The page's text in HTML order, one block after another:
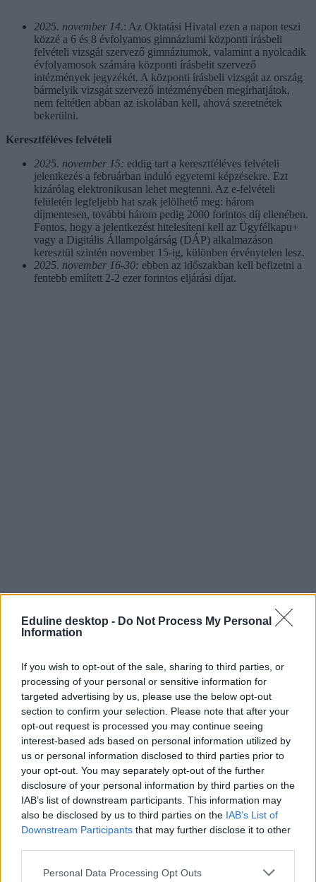
Eduline desktop - Do Not Process My Personal
Information
If you wish to opt-out of the sale, sharing to third parties, or
processing of your personal or sensitive information for
targeted advertising by us, please use the below opt-out
section to confirm your selection. Please note that after your
opt-out request is processed you may continue seeing
interest-based ads based on personal information utilized by
us or personal information disclosed to third parties prior to
your opt-out. You may separately opt-out of the further
disclosure of your personal information by third parties on the
IAB’s list of downstream participants. This information may
also be disclosed by us to third parties on the IAB’s List of
Downstream Participants that may further disclose it to other
Personal Data Processing Opt Outs
2025. november 14.: Az Oktatási Hivatal ezen a napon teszi
közzé a 6 és 8 évfolyamos gimnáziumi központi írásbeli
felvételi vizsgát szervező gimnáziumok, valamint a nyolcadik
évfolyamosok számára központi írásbelit szervező
intézmények jegyzékét. A központi írásbeli vizsgát az ország
bármelyik vizsgát szervező intézményében megírhatjátok,
nem feltétlen abban az iskolában kell, ahová szeretnétek
bekerülni.
Keresztféléves felvételi
2025. november 15: eddig tart a keresztféléves felvételi
jelentkezés a februárban induló egyetemi képzésekre. Ezt
kizárólag elektronikusan lehet megtenni. Az e-felvételi
felületén legfeljebb hat szak jelölhető meg: három
díjmentesen, további három pedig 2000 forintos díj ellenében.
Fontos, hogy a jelentkezést hitelesíteni kell az Ügyfélkapu+
vagy a Digitális Állampolgárság (DÁP) alkalmazáson
keresztül szintén november 15-ig, különben érvénytelen lesz.
2025. november 16-30: ebben az időszakban kell befizetni a
fentebb említett 2-2 ezer forintos eljárási díjat.